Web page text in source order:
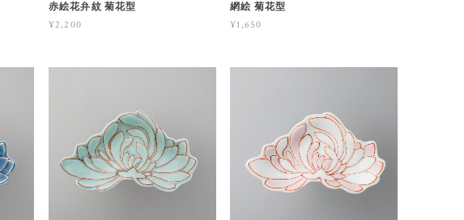
赤絵花弁紋 菊花型
¥2,200
網絵 菊花型
¥1,650